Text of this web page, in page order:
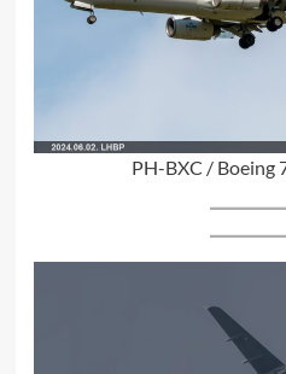
PH-BXC / Boeing